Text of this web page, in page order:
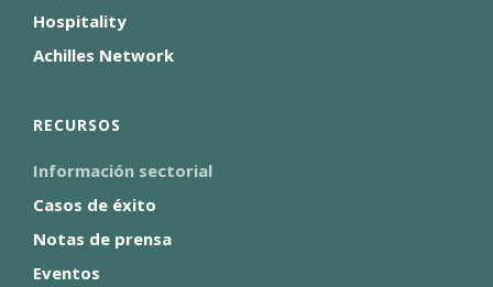
Hospitality
Achilles Network
RECURSOS
Información sectorial
Casos de éxito
Notas de prensa
Eventos